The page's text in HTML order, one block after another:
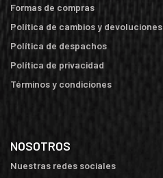
Formas de compras
Política de cambios y devoluciones
Política de despachos
Política de privacidad
Términos y condiciones
NOSOTROS
Nuestras redes sociales